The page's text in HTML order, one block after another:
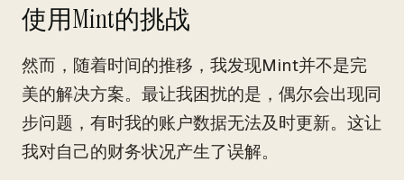
使用Mint的挑战
然而，随着时间的推移，我发现Mint并不是完
美的解决方案。最让我困扰的是，偶尔会出现同
步问题，有时我的账户数据无法及时更新。这让
我对自己的财务状况产生了误解。